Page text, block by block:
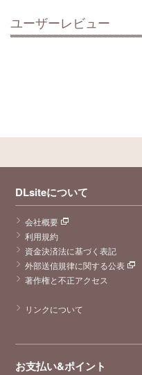
ユーザーレビュー
DLsiteについて
会社概要
利用規約
資金決済法に基づく表記
外部送信規律に関する公表
著作権と不正アクセス
リンクについて
お支払い&ポイント